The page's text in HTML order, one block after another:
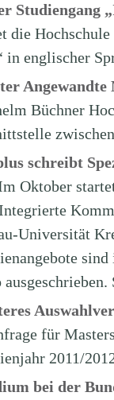
Studiengang
die
in englischer
Büchner
schreibt
Oktober
Universität
für
2011/
bei der